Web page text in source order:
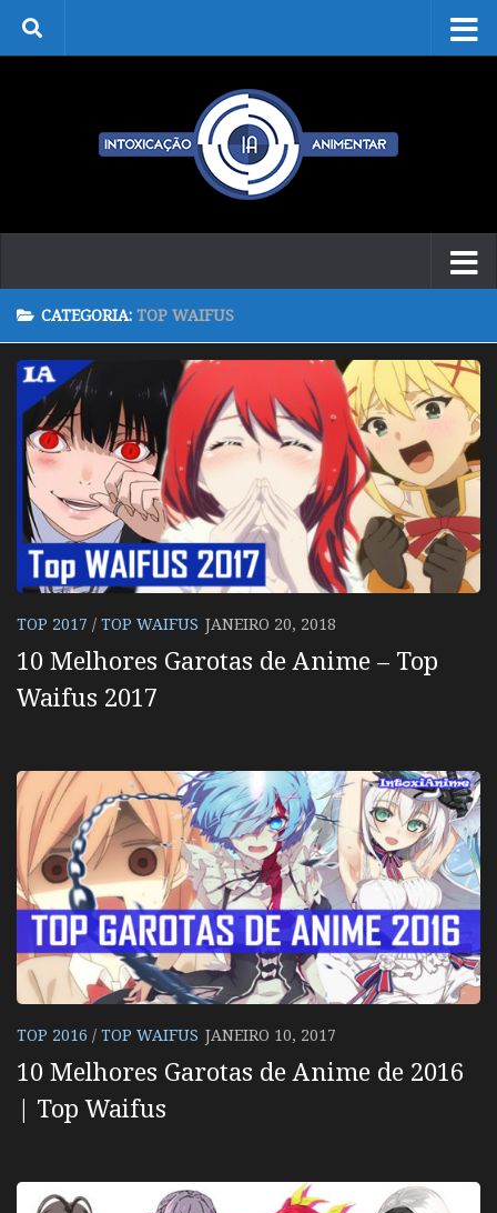
Skip to content
CATEGORIA: TOP WAIFUS
TOP 2017 / TOP WAIFUS JANEIRO 20, 2018
10 Melhores Garotas de Anime – Top
Waifus 2017
TOP 2016 / TOP WAIFUS JANEIRO 10, 2017
10 Melhores Garotas de Anime de 2016
| Top Waifus